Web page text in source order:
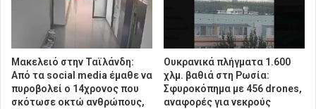
Μακελειό στην Ταϊλάνδη:
Από τα social media έμαθε να
πυροβολεί ο 14χρονος που
σκότωσε οκτώ ανθρώπους,
Ουκρανικά πλήγματα 1.600
χλμ. βαθιά στη Ρωσία:
Σφυροκόπημα με 456 drones,
αναφορές για νεκρούς